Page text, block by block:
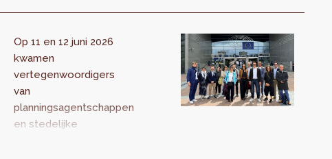
Op 11 en 12 juni 2026
kwamen
vertegenwoordigers
van
planningsagentschappen
en stedelijke